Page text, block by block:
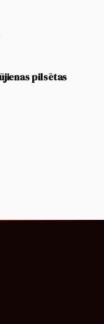
pilsētas